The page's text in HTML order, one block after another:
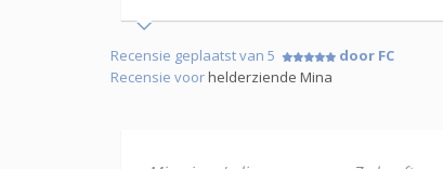
Recensie geplaatst van 5
door FC
Recensie voorhelderziende Mina